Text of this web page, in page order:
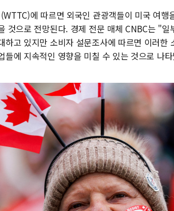
에 따르면 외국인 관광객들이 미국 여행
것으로 전망된다. 경제 전문 매체 CNBC는 "
하고 있지만 소비자 설문조사에 따르면 이러한
들에 지속적인 영향을 미칠 수 있는 것으로 나